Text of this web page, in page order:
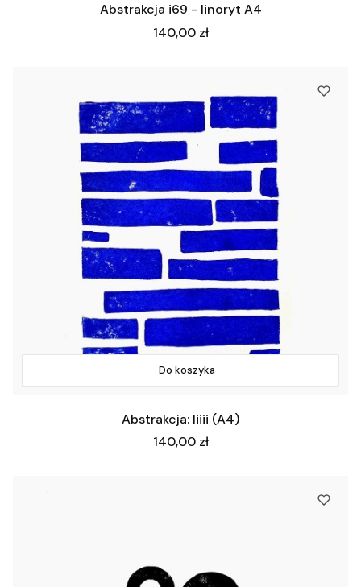
Abstrakcja i69 - linoryt A4
Cena
140,00 zł
Do koszyka
Abstrakcja: Iiiii (A4)
Cena
140,00 zł